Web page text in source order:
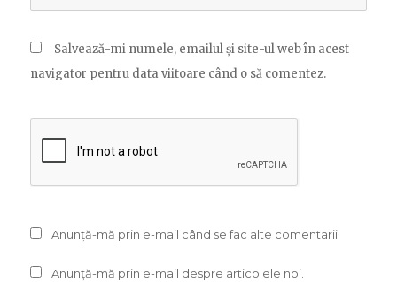
Salvează-mi numele, emailul și site-ul web în acest
navigator pentru data viitoare când o să comentez.
Anunță-mă prin e-mail când se fac alte comentarii.
Anunță-mă prin e-mail despre articolele noi.